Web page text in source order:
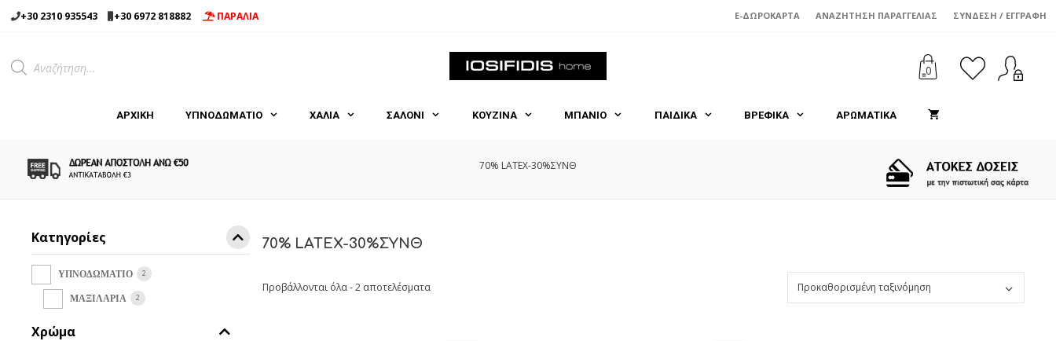
Μετάβαση
σε
+30 2310 935543 +30 6972 818882 ΠΑΡΑΛΙΑ E-ΔΩΡΟΚΆΡΤΑ ΑΝΑΖΉΤΗΣΗ ΠΑΡΑΓΓΕΛΊΑΣ ΣΎΝΔΕΣΗ / ΕΓΓΡΑΦΉ
Products
search 0
ΑΡΧΙΚΉ ΥΠΝΟΔΩΜΑΤΙΟ ΧΑΛΙΑ ΣΑΛΟΝΙ ΚΟΥΖΙΝΑ ΜΠΑΝΙΟ ΠΑΙΔΙΚΑ ΒΡΕΦΙΚΑ ΑΡΩΜΑΤΙΚΑ
70% LATEX-30%ΣΥΝΘ
70% LATEX-30%ΣΥΝΘ
Προβάλλονται όλα - 2 αποτελέσματα
Κατηγορίες
ΥΠΝΟΔΩΜΑΤΙΟ 2
ΜΑΞΙΛΑΡΙΑ 2
Χρώμα